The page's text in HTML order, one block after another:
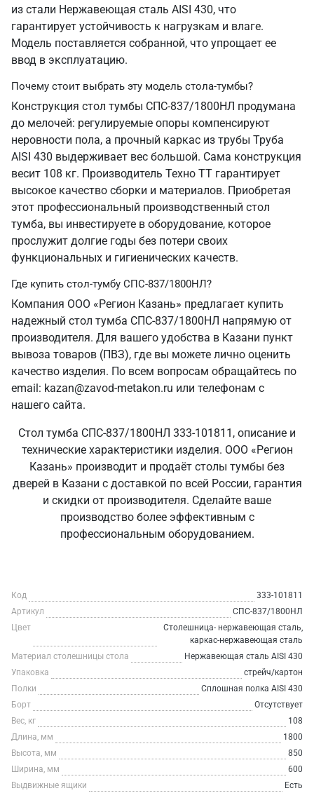
из стали Нержавеющая сталь AISI 430, что
гарантирует устойчивость к нагрузкам и влаге.
Модель поставляется собранной, что упрощает ее
ввод в эксплуатацию.
Почему стоит выбрать эту модель стола-тумбы?
Конструкция стол тумбы СПС-837/1800НЛ продумана
до мелочей: регулируемые опоры компенсируют
неровности пола, а прочный каркас из трубы Труба
AISI 430 выдерживает вес большой. Сама конструкция
весит 108 кг. Производитель Техно ТТ гарантирует
высокое качество сборки и материалов. Приобретая
этот профессиональный производственный стол
тумба, вы инвестируете в оборудование, которое
прослужит долгие годы без потери своих
функциональных и гигиенических качеств.
Где купить стол-тумбу СПС-837/1800НЛ?
Компания ООО «Регион Казань» предлагает купить
надежный стол тумба СПС-837/1800НЛ напрямую от
производителя. Для вашего удобства в Казани пункт
вывоза товаров (ПВЗ), где вы можете лично оценить
качество изделия. По всем вопросам обращайтесь по
email: kazan@zavod-metakon.ru или телефонам с
нашего сайта.
Стол тумба СПС-837/1800НЛ 333-101811, описание и
технические характеристики изделия. ООО «Регион
Казань» производит и продаёт столы тумбы без
дверей в Казани с доставкой по всей России, гарантия
и скидки от производителя. Сделайте ваше
производство более эффективным с
профессиональным оборудованием.
Код
333-101811
Артикул
СПС-837/1800НЛ
Цвет
Столешница- нержавеющая сталь,
каркас-нержавеющая сталь
Материал столешницы стола
Нержавеющая сталь AISI 430
Упаковка
стрейч/картон
Полки
Сплошная полка AISI 430
Борт
Отсутствует
Вес, кг
108
Длина, мм
1800
Высота, мм
850
Ширина, мм
600
Выдвижные ящики
Есть